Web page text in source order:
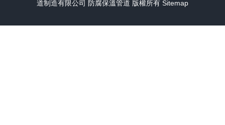
道制造有限公司 防腐保溫管道 版權所有 Sitemap